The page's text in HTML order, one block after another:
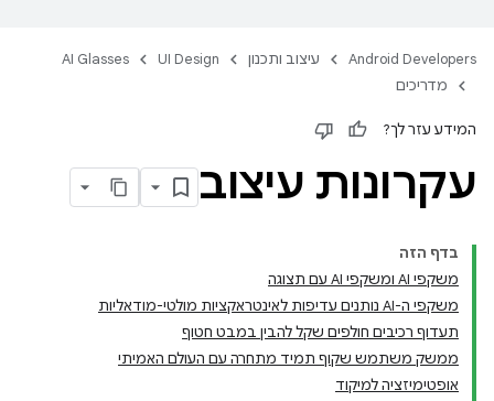
Android Developers עיצוב ותכנון UI Design
AI Glasses
מדריכים
המידע עזר לך?
עקרונות עיצוב
בדף הזה
משקפי AI ומשקפי AI עם תצוגה
משקפי ה-AI נותנים עדיפות לאינטראקציות מולטי-מודאליות
תעדוף רכיבים חולפים שקל להבין במבט חטוף
ממשק משתמש שקוף תמיד מתחרה עם העולם האמיתי
אופטימיזציה למיקוד